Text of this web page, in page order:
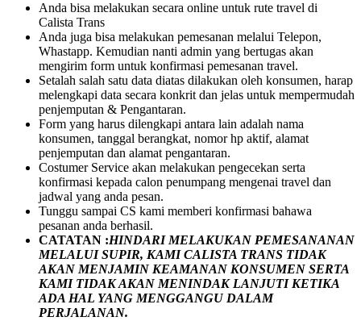
Anda bisa melakukan secara online untuk rute travel di
Calista Trans
Anda juga bisa melakukan pemesanan melalui Telepon,
Whastapp. Kemudian nanti admin yang bertugas akan
mengirim form untuk konfirmasi pemesanan travel.
Setalah salah satu data diatas dilakukan oleh konsumen, harap
melengkapi data secara konkrit dan jelas untuk mempermudah
penjemputan & Pengantaran.
Form yang harus dilengkapi antara lain adalah nama
konsumen, tanggal berangkat, nomor hp aktif, alamat
penjemputan dan alamat pengantaran.
Costumer Service akan melakukan pengecekan serta
konfirmasi kepada calon penumpang mengenai travel dan
jadwal yang anda pesan.
Tunggu sampai CS kami memberi konfirmasi bahawa
pesanan anda berhasil.
CATATAN :HINDARI MELAKUKAN PEMESANANAN
MELALUI SUPIR, KAMICALISTA TRANS TIDAK
AKAN MENJAMIN KEAMANAN KONSUMEN SERTA
KAMI TIDAK AKAN MENINDAK LANJUTI KETIKA
ADA HAL YANG MENGGANGU DALAM
PERJALANAN.